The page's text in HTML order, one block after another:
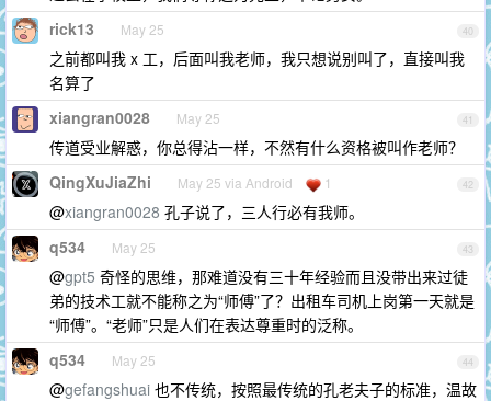
40
rick13 May 25
之前都叫我 x 工，后面叫我老师，我只想说别叫了，直接叫我
名算了
41
xiangran0028 May 25
传道受业解惑，你总得沾一样，不然有什么资格被叫作老师？
42
QingXuJiaZhi May 25 via Android 1
@xiangran0028 孔子说了，三人行必有我师。
43
q534 May 25
@gpt5 奇怪的思维，那难道没有三十年经验而且没带出来过徒
弟的技术工就不能称之为“师傅”了？出租车司机上岗第一天就是
“师傅”。“老师”只是人们在表达尊重时的泛称。
44
q534 May 25
@gefangshuai 也不传统，按照最传统的孔老夫子的标准，温故